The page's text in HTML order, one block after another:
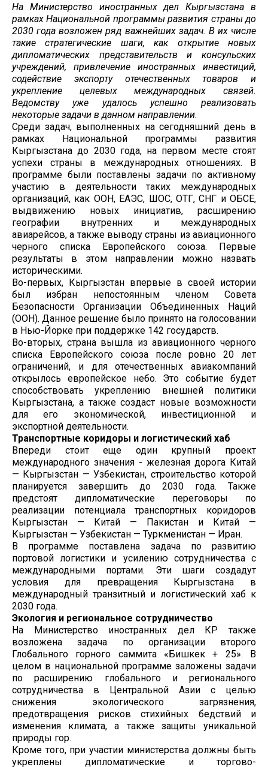
На Министерство иностранных дел Кыргызстана в
рамках Национальной программы развития страны до
2030 года возложен ряд важнейших задач. В их числе
такие стратегические шаги, как открытие новых
дипломатических представительств и консульских
учреждений, привлечение иностранных инвестиций,
содействие экспорту отечественных товаров и
укрепление целевых международных связей.
Ведомству уже удалось успешно реализовать
некоторые задачи в данном направлении.
Среди задач, выполненных на сегодняшний день в
рамках Национальной программы развития
Кыргызстана до 2030 года, на первом месте стоят
успехи страны в международных отношениях. В
программе были поставлены задачи по активному
участию в деятельности таких международных
организаций, как ООН, ЕАЭС, ШОС, ОТГ, СНГ и ОБСЕ,
выдвижению новых инициатив, расширению
географии внутренних и международных
авиарейсов, а также выводу страны из авиационного
черного списка Европейского союза. Первые
результаты в этом направлении можно назвать
историческими.
Во-первых, Кыргызстан впервые в своей истории
был избран непостоянным членом Совета
Безопасности Организации Объединенных Наций
(ООН). Данное решение было принято на голосовании
в Нью-Йорке при поддержке 142 государств.
Во-вторых, страна вышла из авиационного черного
списка Европейского союза после ровно 20 лет
ограничений, и для отечественных авиакомпаний
открылось европейское небо. Это событие будет
способствовать укреплению внешней политики
Кыргызстана, а также создаст новые возможности
для его экономической, инвестиционной и
экспортной деятельности.
Транспортные коридоры и логистический хаб
Впереди стоит еще один крупный проект
международного значения - железная дорога Китай
— Кыргызстан — Узбекистан, строительство которой
планируется завершить до 2030 года. Также
предстоят дипломатические переговоры по
реализации потенциала транспортных коридоров
Кыргызстан — Китай — Пакистан и Китай —
Кыргызстан — Узбекистан — Туркменистан — Иран.
В программе поставлена задача по развитию
портовой логистики и усилению сотрудничества с
международными портами. Эти шаги создадут
условия для превращения Кыргызстана в
международный транзитный и логистический хаб к
2030 года.
Экология и региональное сотрудничество
На Министерство иностранных дел КР также
возложена задача по организации второго
Глобального горного саммита «Бишкек + 25». В
целом в национальной программе заложены задачи
по расширению глобального и регионального
сотрудничества в Центральной Азии с целью
снижения экологического загрязнения,
предотвращения рисков стихийных бедствий и
изменения климата, а также защиты уникальной
природы гор.
Кроме того, при участии министерства должны быть
укреплены дипломатические и торгово-